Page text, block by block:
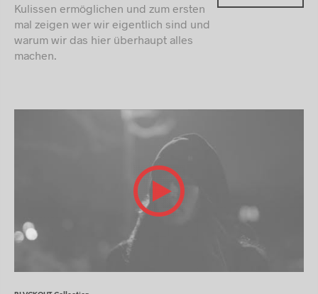
Kulissen ermöglichen und zum ersten
mal zeigen wer wir eigentlich sind und
warum wir das hier überhaupt alles
machen.